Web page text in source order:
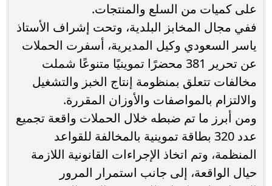
على كميات من السلع والمنتجات.
ففي مجال المخابز البلدية، وتحت إشراف الأستاذ
ياسر السعودي وكيل المديرية، أسفرت الحملات
عن تحرير 381 محضرًا تموينيًا متنوعًا شملت
مخالفات تتعلق بمنظومة إنتاج الخبز والتشغيل
والالتزام بالمواصفات والأوزان المقررة.
ومن أبرز ما تم ضبطه خلال الحملات واقعة تجميع
عدد 320 بطاقة تموينية بالمخالفة للقواعد
المنظمة، وتم اتخاذ الإجراءات القانونية اللازمة
حيال الواقعة، إلى جانب استمرار المرور